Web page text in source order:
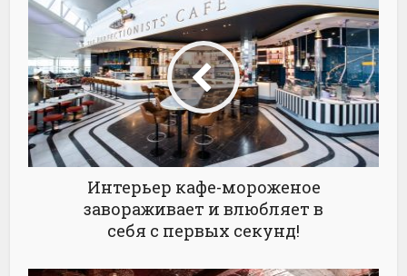
Интерьер кафе-мороженое
завораживает и влюбляет в
себя с первых секунд!